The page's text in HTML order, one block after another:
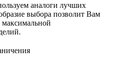
аналоги лучших
выбора позволит Вам
максимальной